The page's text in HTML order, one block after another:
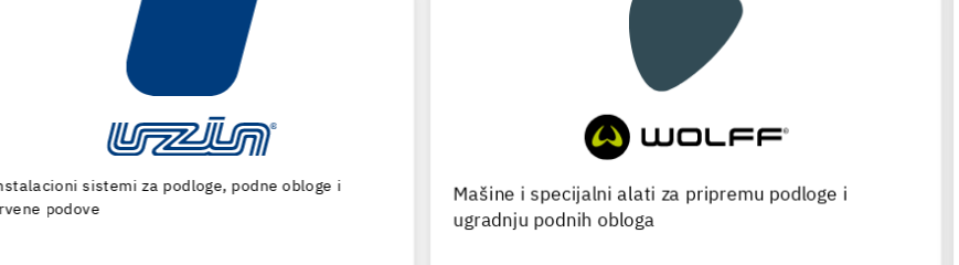
Mašine i specijalni alati za pripremu podloge i
ugradnju podnih obloga
Kompletan izbor proizvoda za ugradnju, renovaciju i
održavanje drvenih podova